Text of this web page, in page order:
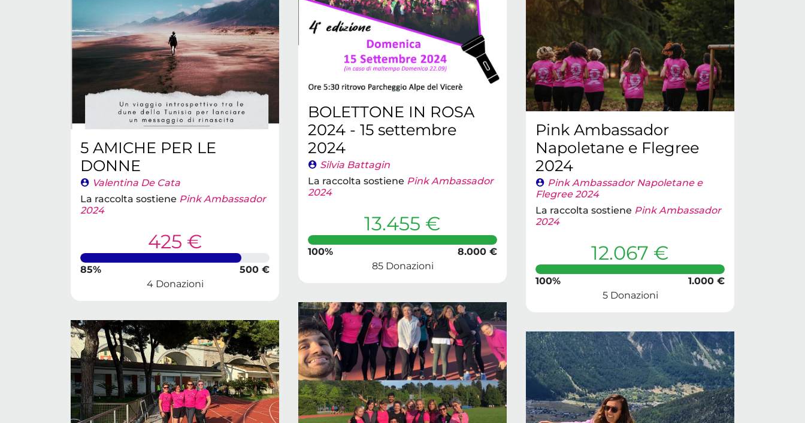
BOLETTONE IN ROSA
2024 - 15 settembre
2024
Silvia Battagin
La raccolta sostiene Pink Ambassador
2024
13.455 €
100%
8.000 €
85 Donazioni
Pink Ambassador
Napoletane e Flegree
2024
Pink Ambassador Napoletane e
Flegree 2024
La raccolta sostiene Pink Ambassador
2024
12.067 €
100%
1.000 €
5 Donazioni
5 AMICHE PER LE
DONNE
Valentina De Cata
La raccolta sostiene Pink Ambassador
2024
425 €
85%
500 €
4 Donazioni